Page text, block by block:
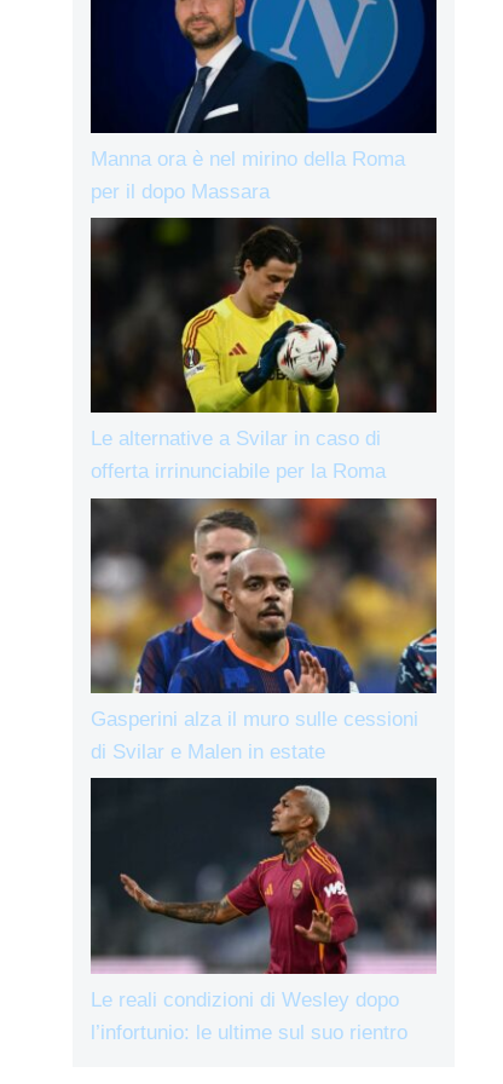
Manna ora è nel mirino della Roma
per il dopo Massara
Le alternative a Svilar in caso di
offerta irrinunciabile per la Roma
Gasperini alza il muro sulle cessioni
di Svilar e Malen in estate
Le reali condizioni di Wesley dopo
l’infortunio: le ultime sul suo rientro